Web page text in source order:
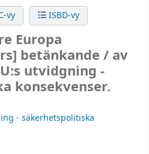
vy ISBD-vy
Europa
betänkande / av
utvidgning -
konsekvenser.
- säkerhetspolitiska